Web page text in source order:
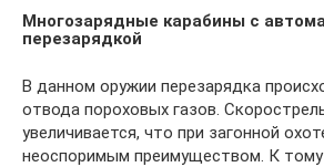
Многозарядные карабины с
перезарядкой
В данном оружии перезарядка
отвода пороховых газов.
увеличивается, что при загонной
неоспоримым преимуществом. К